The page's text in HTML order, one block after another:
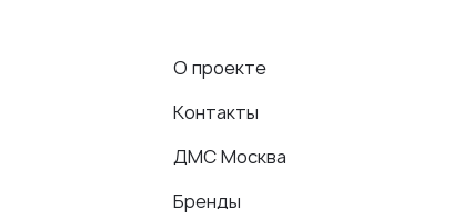
О проекте
Контакты
ДМС Москва
Бренды